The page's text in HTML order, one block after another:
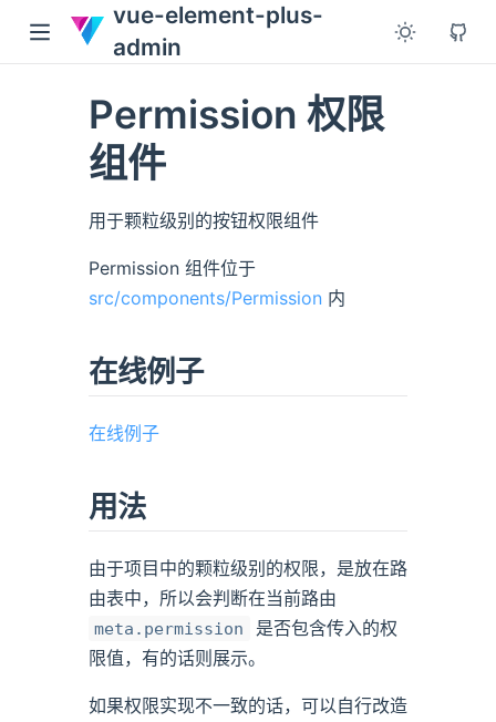
vue-element-plus-
admin
Permission 权限
组件
用于颗粒级别的按钮权限组件
Permission 组件位于
src/components/Permission 内
在线例子
在线例子
用法
由于项目中的颗粒级别的权限，是放在路
由表中，所以会判断在当前路由
meta.permission
是否包含传入的权
限值，有的话则展示。
如果权限实现不一致的话，可以自行改造